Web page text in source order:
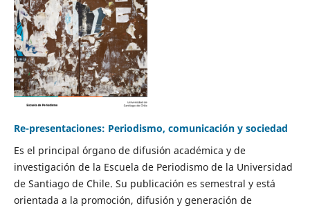
Re-presentaciones: Periodismo, comunicación y sociedad
Es el principal órgano de difusión académica y de
investigación de la Escuela de Periodismo de la Universidad
de Santiago de Chile. Su publicación es semestral y está
orientada a la promoción, difusión y generación de